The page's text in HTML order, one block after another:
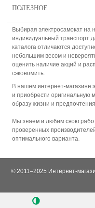
ПОЛЕЗНОЕ
Выбирая электросамокат на
индивидуальный транспорт
каталога отличаются
небольшим весом и
оценить наличие акций и
сэкономить.
В нашем интернет-магазине
и приобрести оригинальную
образу жизни и
Мы знаем и любим свою
проверенных
оптимального варианта.
© 2011–2025 Интернет-